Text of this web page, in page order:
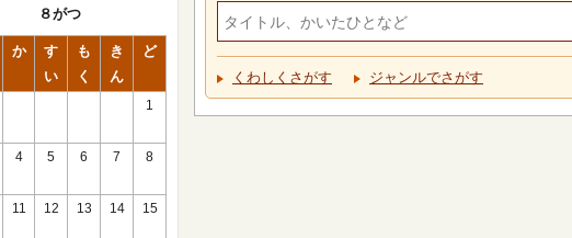
８がつ
か
す
い
も
く
き
ん
ど
1
4 5 6 7 8
11 12 13 14 15
くわしくさがす ジャンルでさがす